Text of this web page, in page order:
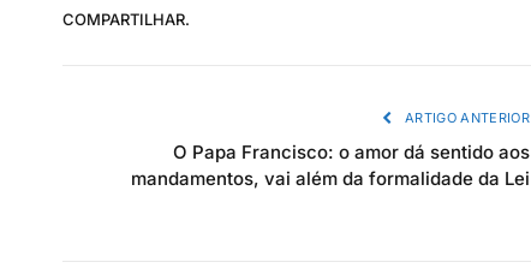
COMPARTILHAR.
ARTIGO ANTERIOR
O Papa Francisco: o amor dá sentido aos
mandamentos, vai além da formalidade da Lei